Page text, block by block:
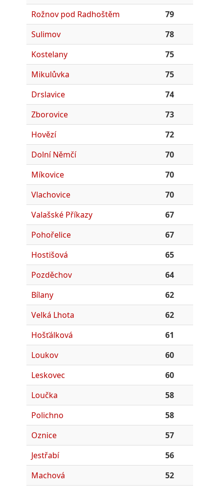
Rožnov pod Radhoštěm
79
Sulimov
78
Kostelany
75
Mikulůvka
75
Drslavice
74
Zborovice
73
Hovězí
72
Dolní Němčí
70
Míkovice
70
Vlachovice
70
Valašské Příkazy
67
Pohořelice
67
Hostišová
65
Pozděchov
64
Bílany
62
Velká Lhota
62
Hošťálková
61
Loukov
60
Leskovec
60
Loučka
58
Polichno
58
Oznice
57
Jestřabí
56
Machová
52